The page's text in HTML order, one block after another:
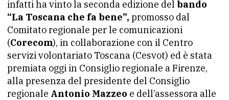
infatti ha vinto la seconda edizione del bando
“La Toscana che fa bene”, promosso dal
Comitato regionale per le comunicazioni
(Corecom), in collaborazione con il Centro
servizi volontariato Toscana (Cesvot) ed è stata
premiata oggi in Consiglio regionale a Firenze,
alla presenza del presidente del Consiglio
regionale Antonio Mazzeo e dell’assessora alle